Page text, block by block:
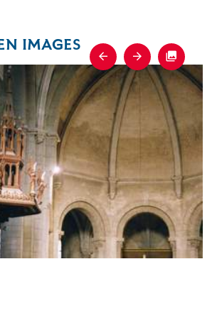
IMAGES
Previous
Next